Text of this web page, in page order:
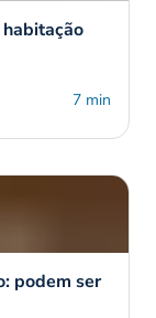
7 min
podem ser